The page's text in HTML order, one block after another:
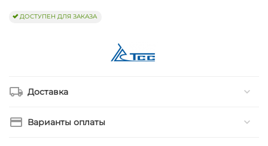
ДОСТУПЕН ДЛЯ ЗАКАЗА
Доставка
Варианты оплаты